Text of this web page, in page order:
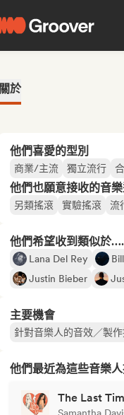
關於
他們喜愛的型別
商業/主流 獨立流行
他們也願意接收的音樂
另類搖滾 實驗搖滾 流
他們希望收到類似於
Lana Del Rey
Justin Bieber
主要機會
針對音樂人的音效／製
他們最近為這些音樂
The Last
Samantha